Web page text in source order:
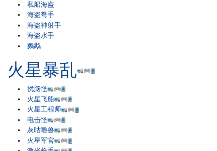
私船海盗
海盗弩手
海盗神射手
海盗水手
鹦鹉
火星暴乱
扰脑怪
火星飞船
火星工程师
电击怪
灰咕噜兽
火星军官